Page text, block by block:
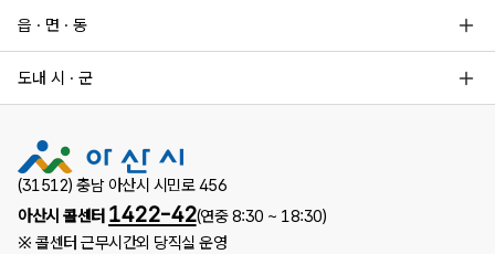
읍 · 면 · 동
도내 시 · 군
(31512) 충남 아산시 시민로 456
아산시 콜센터 1422-42(연중 8:30 ~ 18:30)
※ 콜센터 근무시간외 당직실 운영